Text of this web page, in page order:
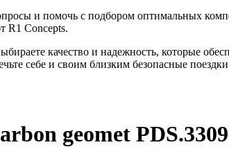
и помочь с подбором оптимальных
R1 Concepts.
качество и надежность, которые
себе и своим близким безопасные
geomet